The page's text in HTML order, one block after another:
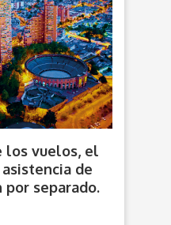
los vuelos, el
de
por separado.